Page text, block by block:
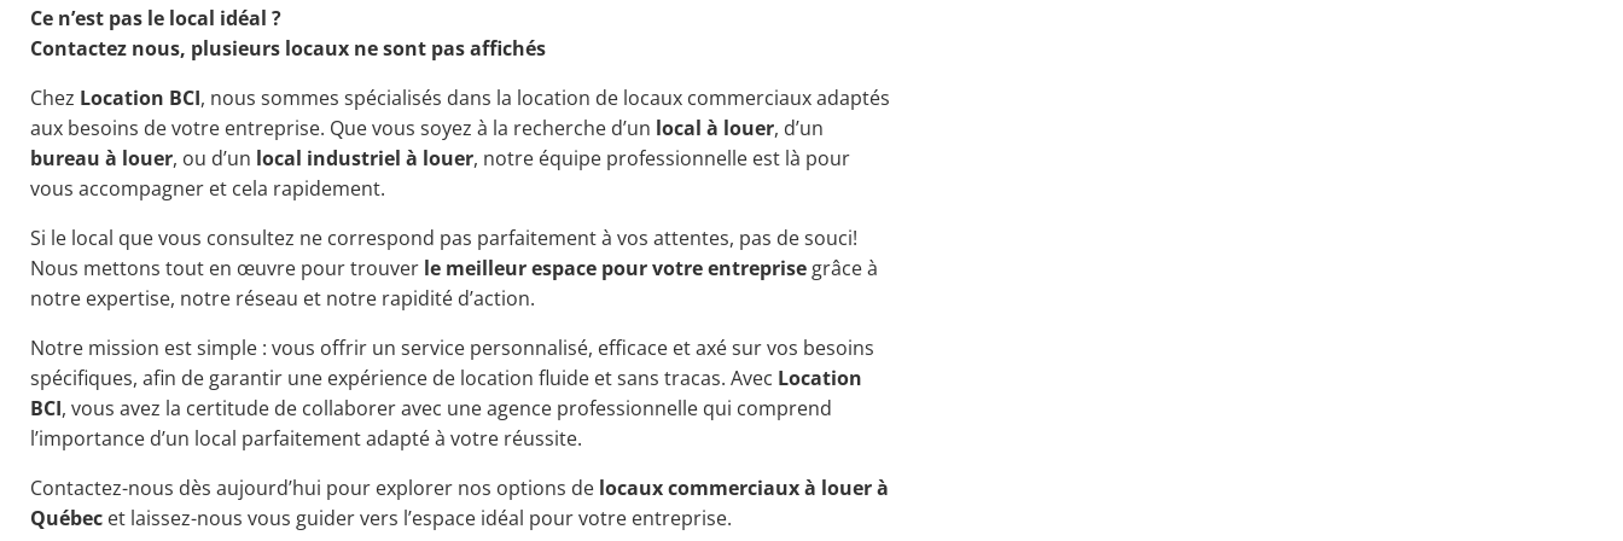
Ce n’est pas le local idéal ?
Contactez nous, plusieurs locaux ne sont pas affichés
Chez Location BCI, nous sommes spécialisés dans la location de locaux commerciaux adaptés
aux besoins de votre entreprise. Que vous soyez à la recherche d’un local à louer, d’un
bureau à louer, ou d’un local industriel à louer, notre équipe professionnelle est là pour
vous accompagner et cela rapidement.
Si le local que vous consultez ne correspond pas parfaitement à vos attentes, pas de souci!
Nous mettons tout en œuvre pour trouver le meilleur espace pour votre entreprise grâce à
notre expertise, notre réseau et notre rapidité d’action.
Notre mission est simple : vous offrir un service personnalisé, efficace et axé sur vos besoins
spécifiques, afin de garantir une expérience de location fluide et sans tracas. Avec Location
BCI, vous avez la certitude de collaborer avec une agence professionnelle qui comprend
l’importance d’un local parfaitement adapté à votre réussite.
Contactez-nous dès aujourd’hui pour explorer nos options de locaux commerciaux à louer à
Québec et laissez-nous vous guider vers l’espace idéal pour votre entreprise.